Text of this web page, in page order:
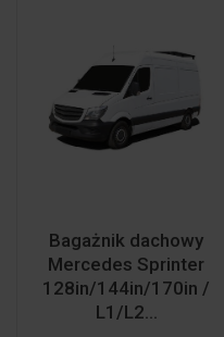
Bagażnik dachowy
Mercedes Sprinter
128in/144in/170in /
L1/L2...